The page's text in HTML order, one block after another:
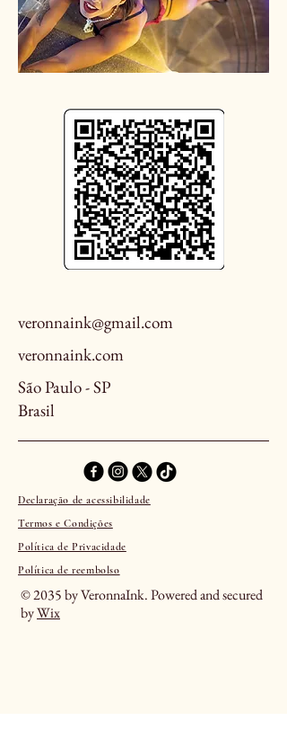
veronnaink@gmail.com
veronnaink.com
São Paulo - SP
Brasil
Declaração de acessibilidade
Termos e Condições
Política de Privacidade
Política de reembolso
© 2035 by VeronnaInk. Powered and secured
byWix